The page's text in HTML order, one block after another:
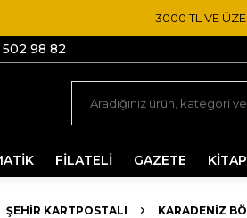
3000 TL VE
98 82
FİLATELİ GAZETE
ŞEHIR KARTPOSTALI KARADENIZ